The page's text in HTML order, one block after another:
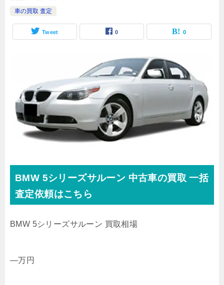
車の買取 査定
Tweet 0 0
BMW 5シリーズサルーン 中古車の買取 一括
査定依頼はこちら
BMW 5シリーズサルーン 買取相場
—万円